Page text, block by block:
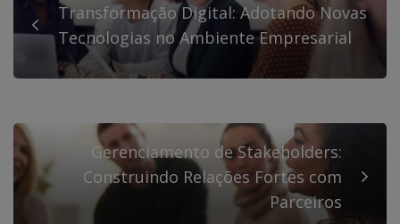
Transformação Digital: Adotando Novas
Tecnologias no Ambiente Empresarial
Gerenciamento de Stakeholders:
Construindo Relações Fortes com
Parceiros